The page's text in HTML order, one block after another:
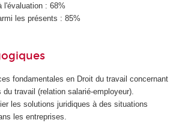
l'évaluation : 68%
les présents : 85%
fondamentales en Droit du travail concernant
du travail (relation salarié-employeur).
les solutions juridiques à des situations
les entreprises.